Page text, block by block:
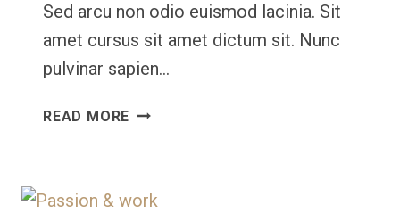
Sed arcu non odio euismod lacinia. Sit
amet cursus sit amet dictum sit. Nunc
pulvinar sapien…
READ MORE THE